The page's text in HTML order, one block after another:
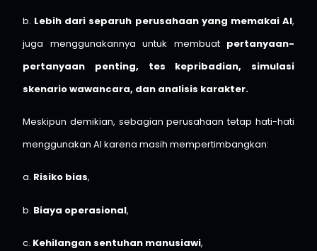
b. Lebih dari separuh perusahaan yang memakai AI,
juga menggunakannya untuk membuat pertanyaan-
pertanyaan penting, tes kepribadian, simulasi
skenario wawancara, dan analisis karakter.
Meskipun demikian, sebagian perusahaan tetap hati-hati
menggunakan AI karena masih mempertimbangkan:
a. Risiko bias,
b. Biaya operasional,
c. Kehilangan sentuhan manusiawi,